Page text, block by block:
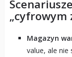
„cyfrowym
Magazyn
value, ale nie